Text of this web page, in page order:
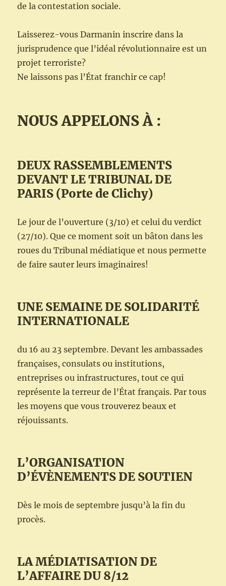
de la contestation sociale.
Laisserez-vous Darmanin inscrire dans la
jurisprudence que l’idéal révolutionnaire est un
projet terroriste?
Ne laissons pas l’État franchir ce cap!
NOUS APPELONS À :
DEUX RASSEMBLEMENTS
DEVANT LE TRIBUNAL DE
PARIS (Porte de Clichy)
Le jour de l’ouverture (3/10) et celui du verdict
(27/10). Que ce moment soit un bâton dans les
roues du Tribunal médiatique et nous permette
de faire sauter leurs imaginaires!
UNE SEMAINE DE SOLIDARITÉ
INTERNATIONALE
du 16 au 23 septembre. Devant les ambassades
françaises, consulats ou institutions,
entreprises ou infrastructures, tout ce qui
représente la terreur de l’État français. Par tous
les moyens que vous trouverez beaux et
réjouissants.
L’ORGANISATION
D’ÉVÈNEMENTS DE SOUTIEN
Dès le mois de septembre jusqu’à la fin du
procès.
LA MÉDIATISATION DE
L’AFFAIRE DU 8/12